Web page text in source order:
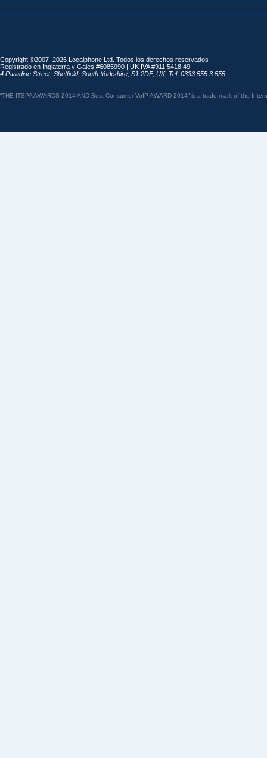
Copyright ©2007–2026 Localphone Ltd . Todos los derechos reservados
Registrado en Inglaterra y Gales #6085990 | UK IVA#911 5418 49
4 Paradise Street, Sheffield, South Yorkshire S1 2DF, UK, Tel: 0333 555 3 555
“THE ITSPA AWARDS 2014 AND Best Consumer VoIP AWARD 2014” is a trade mark of the